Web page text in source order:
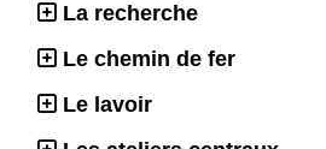
La recherche
Le chemin de fer
Le lavoir